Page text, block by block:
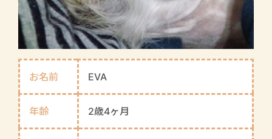
お名前 EVA
年齢 2歳4ヶ月